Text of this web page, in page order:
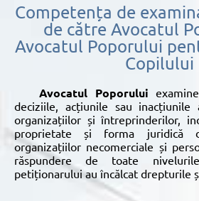
Competența de
de către Avocatul
Avocatul Poporului
Copilului
Avocatul Poporului
deciziile, acțiunile sau inacțiunile
organizațiilor și întreprinderilor,
proprietate și forma juridică
organizațiilor necomerciale și
răspundere de toate
petiționarului au încălcat drepturile